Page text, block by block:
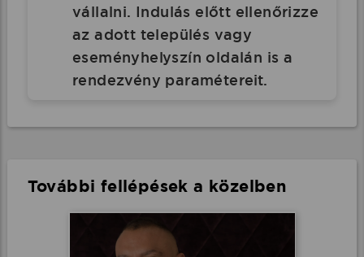
vállalni. Indulás előtt ellenőrizze
az adott település vagy
eseményhelyszín oldalán is a
rendezvény paramétereit.
További fellépések a közelben